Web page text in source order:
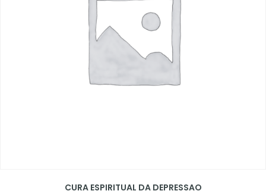
CURA ESPIRITUAL DA DEPRESSAO